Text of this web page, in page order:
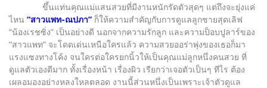
ขึ้นแท่นคุณแม่แสนสวยที่มีงานหนักรัดตัวสุดๆ แต่ถึงจะยุ่งแค่
ไหน “สาวแพท-ณปภา” ก็ให้ความสำคัญกับการดูแลลูกชายสุดเลิฟ
“น้องเรชซิ่ง” เป็นอย่างดี นอกจากความรักลูก และความป็อบปูลาร์ของ
“สาวแพท” จะโดดเด่นเหนือใครแล้ว ความสวยออร่าพุ่งของเธอก็มา
แรงแซงทางโค้ง จนใครต่อใครยกนิ้วให้เป็นคุณแม่ลูกหนึ่งคนสวย ที่
ดูแลตัวเองดีมาก ทั้งเรื่องหน้า เรื่องผิว เรียกว่าเจอตัวเป็นๆ ทีไร ต้อง
เผลอมองอย่างหลงใหลตลอด งานนี้ส่วนหนึ่งเป็นเพราะเจ้าตัวดูแล